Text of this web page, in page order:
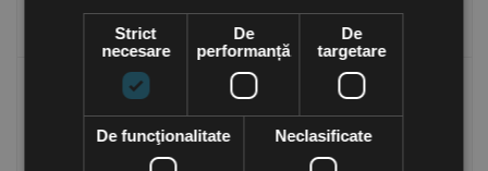
Cumpara Cumpara
Strict
necesare
De
performanță
De
targetare
De funcţionalitate Neclasificate